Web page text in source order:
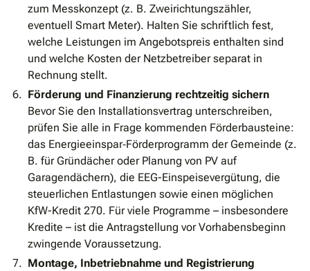
zum Messkonzept (z. B. Zwei­richtungszähler,
eventuell Smart Meter). Halten Sie schriftlich fest,
welche Leistungen im Angebotspreis enthalten sind
und welche Kosten der Netzbetreiber separat in
Rechnung stellt.
Förderung und Finanzierung rechtzeitig sichern
Bevor Sie den Installationsvertrag unterschreiben,
prüfen Sie alle in Frage kommenden Förderbausteine:
das Energieeinspar‐Förderprogramm der Gemeinde (z.
B. für Gründächer oder Planung von PV auf
Garagendächern), die EEG-Einspeisevergütung, die
steuerlichen Entlastungen sowie einen möglichen
KfW-Kredit 270. Für viele Programme – insbesondere
Kredite – ist die Antragstellung vor Vorhabensbeginn
zwingende Voraussetzung.
Montage, Inbetriebnahme und Registrierung